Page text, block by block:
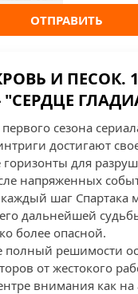
ОТПРАВИТЬ
И ПЕСОК.
"СЕРДЦЕ
сезона
достигают
для
напряженных
шаг Спартака
дальнейшей
более опасной.
полный решимости
от жестокого
внимания как на